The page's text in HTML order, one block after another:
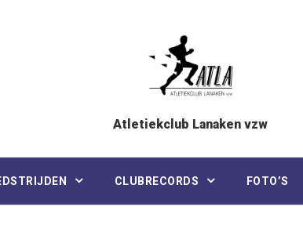
Atletiekclub Lanaken vzw
CLUBRECORDS FOTO’S